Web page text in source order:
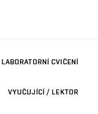
LABORATORNÍ CVIČENÍ
VYUČUJÍCÍ / LEKTOR